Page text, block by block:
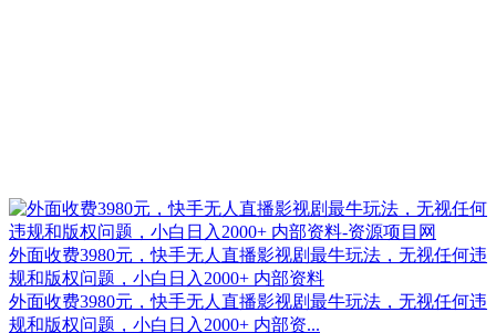
外面收费3980元，快手无人直播影视剧最牛玩法，无视任何违
规和版权问题，小白日入2000+ 内部资料
外面收费3980元，快手无人直播影视剧最牛玩法，无视任何违
规和版权问题，小白日入2000+ 内部资...